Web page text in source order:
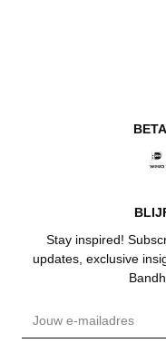
Stay inspired!
updates, exclusive